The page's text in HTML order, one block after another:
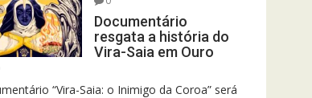
Documentário
resgata a história do
Vira-Saia em Ouro
“Vira-Saia: o Inimigo da Coroa” será